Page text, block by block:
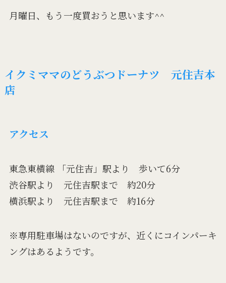
月曜日、もう一度買おうと思います^^
イクミママのどうぶつドーナツ 元住吉本
店
アクセス
東急東横線 「元住吉」駅より 歩いて6分
渋谷駅より 元住吉駅まで 約20分
横浜駅より 元住吉駅まで 約16分
※専用駐車場はないのですが、近くにコインパーキ
ングはあるようです。